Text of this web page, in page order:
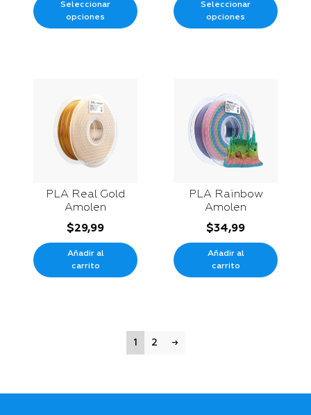
Seleccionar
opciones
Seleccionar
opciones
PLA Real Gold
Amolen
$29,99
Añadir al
carrito
PLA Rainbow
Amolen
$34,99
Añadir al
carrito
1 2 →